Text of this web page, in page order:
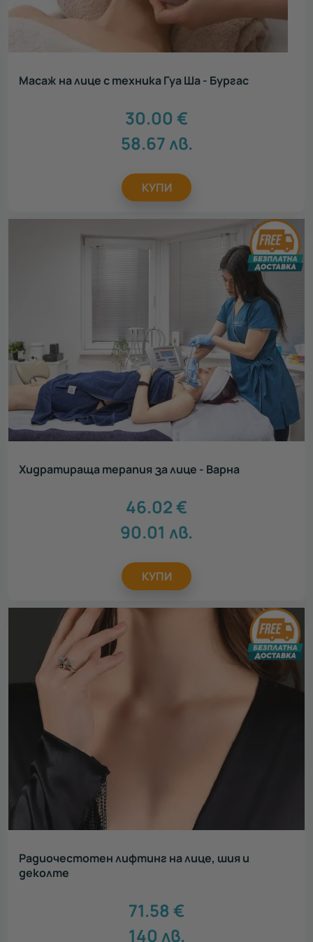
Масаж на лице с техника Гуа Ша - Бургас
30.00 €
58.67лв.
КУПИ
Хидратираща терапия за лице - Варна
46.02€
90.01 лв.
КУПИ
Радиочестотен лифтинг на лице, шия и
деколте
71.58 €
140 лв.